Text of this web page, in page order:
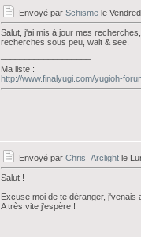
Envoyé par Schisme le
Salut, j'ai mis à jour mes
recherches sous peu, wait & see.
Ma liste :
http://www.finalyugi.com/yugioh-
Envoyé par Chris_Arclight le
Salut !
Excuse moi de te déranger,
A très vite j'espère !